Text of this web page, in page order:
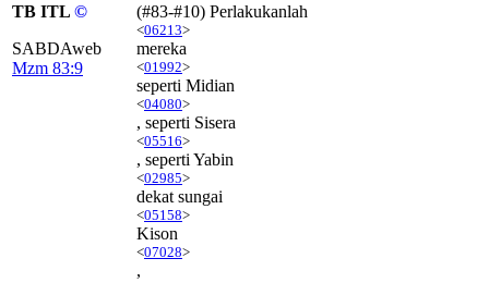
TB ITL ©
SABDAweb
Mzm 83:9
(#83-#10) Perlakukanlah
<06213>
mereka
<01992>
seperti Midian
<04080>
, seperti Sisera
<05516>
, seperti Yabin
<02985>
dekat sungai
<05158>
Kison
<07028>
,